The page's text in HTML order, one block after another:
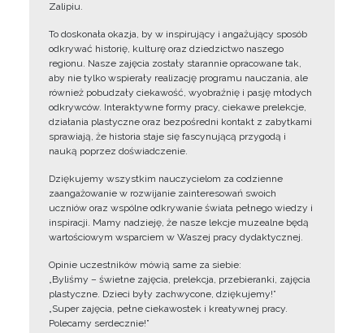
Zalipiu.
To doskonała okazja, by w inspirujący i angażujący sposób
odkrywać historię, kulturę oraz dziedzictwo naszego
regionu. Nasze zajęcia zostały starannie opracowane tak,
aby nie tylko wspierały realizację programu nauczania, ale
również pobudzały ciekawość, wyobraźnię i pasję młodych
odkrywców. Interaktywne formy pracy, ciekawe prelekcje,
działania plastyczne oraz bezpośredni kontakt z zabytkami
sprawiają, że historia staje się fascynującą przygodą i
nauką poprzez doświadczenie.
Dziękujemy wszystkim nauczycielom za codzienne
zaangażowanie w rozwijanie zainteresowań swoich
uczniów oraz wspólne odkrywanie świata pełnego wiedzy i
inspiracji. Mamy nadzieję, że nasze lekcje muzealne będą
wartościowym wsparciem w Waszej pracy dydaktycznej.
Opinie uczestników mówią same za siebie:
„Byliśmy – świetne zajęcia, prelekcja, przebieranki, zajęcia
plastyczne. Dzieci były zachwycone, dziękujemy!”
„Super zajęcia, pełne ciekawostek i kreatywnej pracy.
Polecamy serdecznie!”